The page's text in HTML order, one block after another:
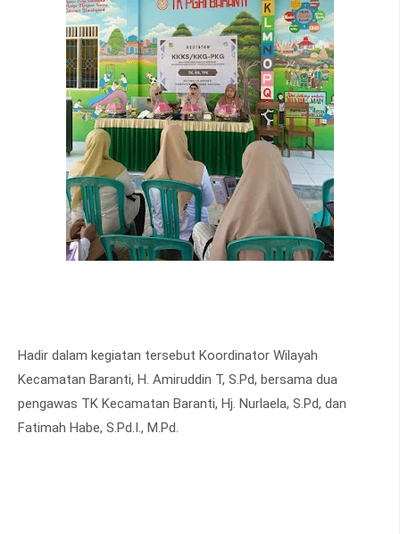
Hadir dalam kegiatan tersebut Koordinator Wilayah
Kecamatan Baranti, H. Amiruddin T, S.Pd, bersama dua
pengawas TK Kecamatan Baranti, Hj. Nurlaela, S.Pd, dan
Fatimah Habe, S.Pd.I., M.Pd.